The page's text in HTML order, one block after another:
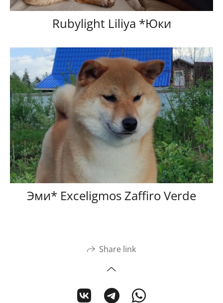
Rubylight Liliya *Юки
Эми* Exceligmos Zaffiro Verde
Share link